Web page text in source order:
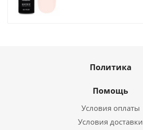
Политика
Помощь
Условия оплаты
Условия доставки